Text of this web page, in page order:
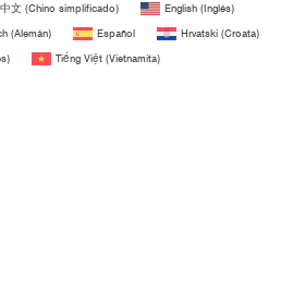
文(Chino simplificado) English(Inglés)
(Alemán) Español Hrvatski(Croata)
) Tiếng Việt (Vietnamita)